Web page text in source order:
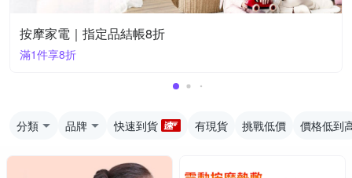
按摩家電｜指定品結帳8折
滿1件享8折
分類 品牌 快速到貨 有現貨 挑戰低價 價格低到